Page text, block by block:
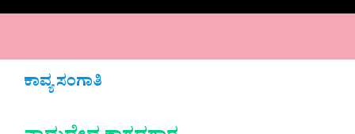
ಕಾವ್ಯ ಸಂಗಾತಿ